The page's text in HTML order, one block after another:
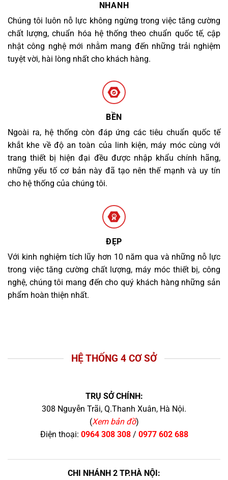
NHANH
Chúng tôi luôn nỗ lực không ngừng trong việc tăng cường
chất lượng, chuẩn hóa hệ thống theo chuẩn quốc tế, cập
nhật công nghệ mới nhằm mang đến những trải nghiệm
tuyệt vời, hài lòng nhất cho khách hàng.
BỀN
Ngoài ra, hệ thống còn đáp ứng các tiêu chuẩn quốc tế
khắt khe về độ an toàn của linh kiện, máy móc cùng với
trang thiết bị hiện đại đều được nhập khẩu chính hãng,
những yếu tố cơ bản này đã tạo nên thế mạnh và uy tín
cho hệ thống của chúng tôi.
ĐẸP
Với kinh nghiệm tích lũy hơn 10 năm qua và những nỗ lực
trong việc tăng cường chất lượng, máy móc thiết bị, công
nghệ, chúng tôi mang đến cho quý khách hàng những sản
phẩm hoàn thiện nhất.
HỆ THỐNG 4 CƠ SỞ
TRỤ SỞ CHÍNH:
308 Nguyễn Trãi, Q.Thanh Xuân, Hà Nội.
(Xem bản đồ)
Điện thoại: 0964 308 308/ 0977 602 688
CHI NHÁNH 2 TP.HÀ NỘI: